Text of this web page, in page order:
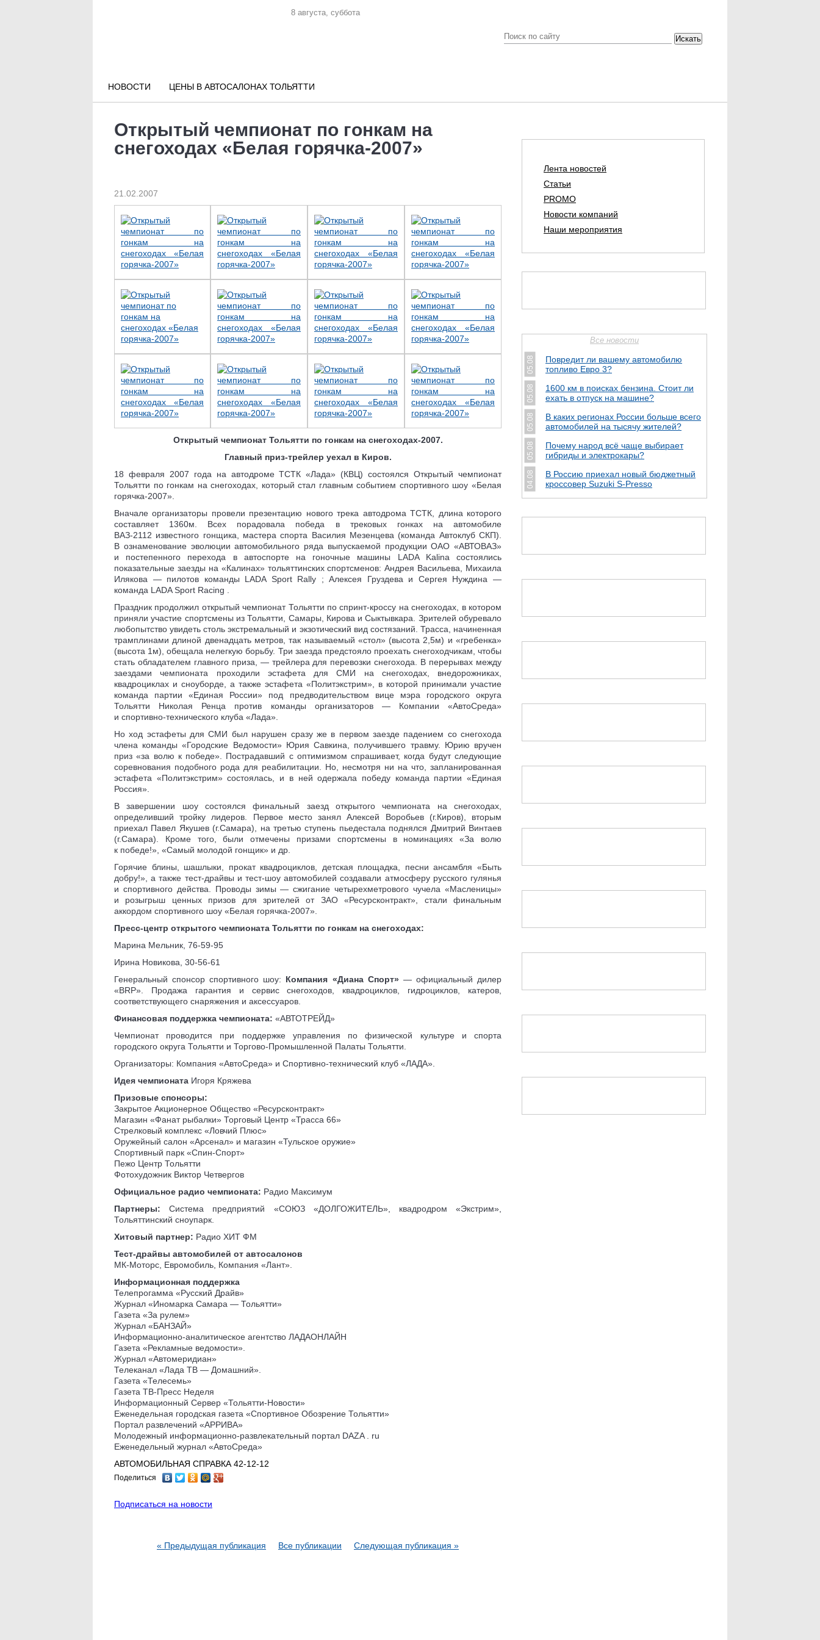
8 августа, суббота
Искать
НОВОСТИ ЦЕНЫ В АВТОСАЛОНАХ ТОЛЬЯТТИ
Открытый чемпионат по гонкам на
снегоходах «Белая горячка-2007»
21.02.2007
Открытый чемпионат Тольятти по гонкам на снегоходах-2007.
Главный приз-трейлер уехал в Киров.
18 февраля 2007 года на автодроме ТСТК «Лада» (КВЦ) состоялся Открытый чемпионат
Тольятти по гонкам на снегоходах, который стал главным событием спортивного шоу «Белая
горячка-2007».
Вначале организаторы провели презентацию нового трека автодрома ТСТК, длина которого
составляет 1360м. Всех порадовала победа в трековых гонках на автомобиле
ВАЗ-2112 известного гонщика, мастера спорта Василия Мезенцева (команда Автоклуб СКП).
В ознаменование эволюции автомобильного ряда выпускаемой продукции ОАО «АВТОВАЗ»
и постепенного перехода в автоспорте на гоночные машины LADA Kalina состоялись
показательные заезды на «Калинах» тольяттинских спортсменов: Андрея Васильева, Михаила
Илякова — пилотов команды LADA Sport Rally ; Алексея Груздева и Сергея Нуждина —
команда LADA Sport Racing .
Праздник продолжил открытый чемпионат Тольятти по спринт-кроссу на снегоходах, в котором
приняли участие спортсмены из Тольятти, Самары, Кирова и Сыктывкара. Зрителей обуревало
любопытство увидеть столь экстремальный и экзотический вид состязаний. Трасса, начиненная
трамплинами длиной двенадцать метров, так называемый «стол» (высота 2,5м) и «гребенка»
(высота 1м), обещала нелегкую борьбу. Три заезда предстояло проехать снегоходчикам, чтобы
стать обладателем главного приза, — трейлера для перевозки снегохода. В перерывах между
заездами чемпионата проходили эстафета для СМИ на снегоходах, внедорожниках,
квадроциклах и сноуборде, а также эстафета «Политэкстрим», в которой принимали участие
команда партии «Единая России» под предводительством вице мэра городского округа
Тольятти Николая Ренца против команды организаторов — Компании «АвтоСреда»
и спортивно-технического клуба «Лада».
Но ход эстафеты для СМИ был нарушен сразу же в первом заезде падением со снегохода
члена команды «Городские Ведомости» Юрия Савкина, получившего травму. Юрию вручен
приз «за волю к победе». Пострадавший с оптимизмом спрашивает, когда будут следующие
соревнования подобного рода для реабилитации. Но, несмотря ни на что, запланированная
эстафета «Политэкстрим» состоялась, и в ней одержала победу команда партии «Единая
Россия».
В завершении шоу состоялся финальный заезд открытого чемпионата на снегоходах,
определивший тройку лидеров. Первое место занял Алексей Воробьев (г.Киров), вторым
приехал Павел Якушев (г.Самара), на третью ступень пьедестала поднялся Дмитрий Винтаев
(г.Самара). Кроме того, были отмечены призами спортсмены в номинациях «За волю
к победе!», «Самый молодой гонщик» и др.
Горячие блины, шашлыки, прокат квадроциклов, детская площадка, песни ансамбля «Быть
добру!», а также тест-драйвы и тест-шоу автомобилей создавали атмосферу русского гулянья
и спортивного действа. Проводы зимы — сжигание четырехметрового чучела «Масленицы»
и розыгрыш ценных призов для зрителей от ЗАО «Ресурсконтракт», стали финальным
аккордом спортивного шоу «Белая горячка-2007».
Пресс-центр открытого чемпионата Тольятти по гонкам на снегоходах:
Марина Мельник, 76-59-95
Ирина Новикова, 30-56-61
Генеральный спонсор спортивного шоу: Компания «Диана Спорт»— официальный дилер
«BRP». Продажа гарантия и сервис снегоходов, квадроциклов, гидроциклов, катеров,
соответствующего снаряжения и аксессуаров.
Финансовая поддержка чемпионата: «АВТОТРЕЙД»
Чемпионат проводится при поддержке управления по физической культуре и спорта
городского округа Тольятти и Торгово-Промышленной Палаты Тольятти.
Организаторы: Компания «АвтоСреда» и Спортивно-технический клуб «ЛАДА».
Идея чемпионата Игоря Кряжева
Призовые спонсоры:
Закрытое Акционерное Общество «Ресурсконтракт»
Магазин «Фанат рыбалки» Торговый Центр «Трасса 66»
Стрелковый комплекс «Ловчий Плюс»
Оружейный салон «Арсенал» и магазин «Тульское оружие»
Спортивный парк «Спин-Спорт»
Пежо Центр Тольятти
Фотохудожник Виктор Четвергов
Официальное радио чемпионата: Радио Максимум
Партнеры:Система предприятий «СОЮЗ «ДОЛГОЖИТЕЛЬ», квадродром «Экстрим»,
Тольяттинский сноупарк.
Хитовый партнер: Радио ХИТ ФМ
Тест-драйвы автомобилей от автосалонов
МК-Моторс, Евромобиль, Компания «Лант».
Информационная поддержка
Телепрогамма «Русский Драйв»
Журнал «Иномарка Самара — Тольятти»
Газета «За рулем»
Журнал «БАНЗАЙ»
Информационно-аналитическое агентство ЛАДАОНЛАЙН
Газета «Рекламные ведомости».
Журнал «Автомеридиан»
Телеканал «Лада ТВ — Домашний».
Газета «Телесемь»
Газета ТВ-Пресс Неделя
Информационный Сервер «Тольятти-Новости»
Еженедельная городская газета «Спортивное Обозрение Тольятти»
Портал развлечений «АРРИВА»
Молодежный информационно-развлекательный портал DAZA . ru
Еженедельный журнал «АвтоСреда»
АВТОМОБИЛЬНАЯ СПРАВКА 42-12-12
Поделиться
Подписаться на новости
« Предыдущая публикация Все публикации Следующая публикация »
Лента новостей
Статьи
PROMO
Новости компаний
Наши мероприятия
Все новости
05.08
Повредит ли вашему автомобилю
топливо Евро 3?
05.08
1600 км в поисках бензина. Стоит ли
ехать в отпуск на машине?
05.08
В каких регионах России больше всего
автомобилей на тысячу жителей?
05.08
Почему народ всё чаще выбирает
гибриды и электрокары?
04.08
В Россию приехал новый бюджетный
кроссовер Suzuki S-Presso